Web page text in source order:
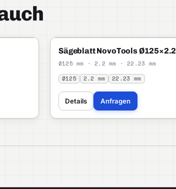
PROFI
Sägeblatt NovoTools Ø125×2.2
Ø125 mm · 2.2 mm · 22.23 mm
Ø125 2.2 mm 22.23 mm
Details Anfragen